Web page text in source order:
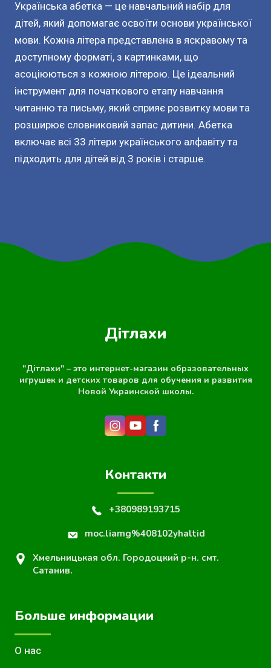
Українська абетка — це навчальний набір для
дітей, який допомагає освоїти основи української
мови. Кожна літера представлена в яскравому та
доступному форматі, з картинками, що
асоціюються з кожною літерою. Це ідеальний
інструмент для початкового етапу навчання
читанню та письму, який сприяє розвитку мови та
розширює словниковий запас дитини. Абетка
включає всі 33 літери українського алфавіту та
підходить для дітей від 3 років і старше.
Дітлахи
"Дітлахи" – это интернет-магазин образовательных
игрушек и детских товаров для обучения и развития
Новой Украинской школы.
Контакти
+380989193715
moc.liamg%408102yhaltid
Хмельницькая обл. Городоцкий р-н. смт.
Сатанив.
Больше информации
О нас